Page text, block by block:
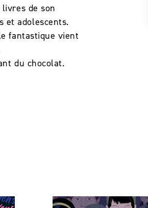
de son
et adolescents.
fantastique vient
du chocolat.